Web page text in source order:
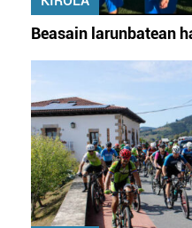
Beasain larunbatean